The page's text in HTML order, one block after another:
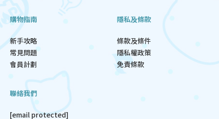
購物指南
新手攻略
常見問題
會員計劃
隱私及條款
條款及條件
隱私權政策
免責條款
聯絡我們
[email protected]